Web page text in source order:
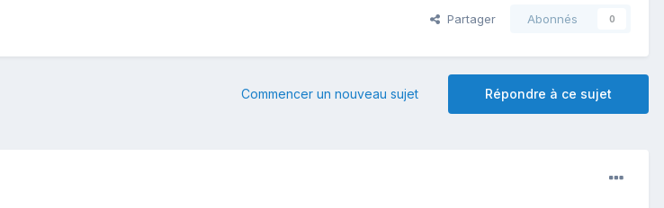
Partager Abonnés 0
Répondre à ce sujet
Commencer un nouveau sujet